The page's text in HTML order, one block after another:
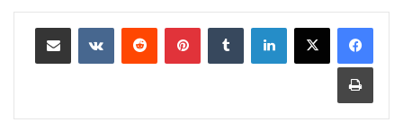
لينكدإن بينتيريست
مشاركة عبر البريد
طباعة